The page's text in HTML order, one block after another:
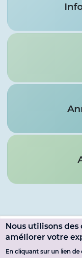
Menu
du
Nous utilisons des
améliorer votre
En cliquant sur un lien